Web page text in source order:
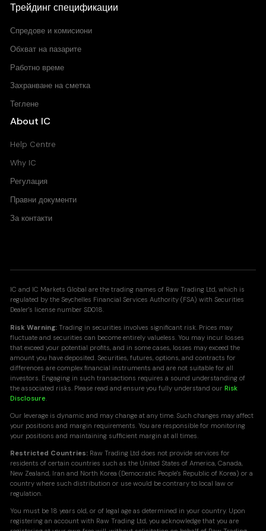
Трейдинг спецификации
Спредове и комисиони
Обхват на пазарите
Работно време
Захранване на сметка
Теглене
About IC
Help Centre
Why IC
Регулация
Правни документи
За контакти
IC and IC Markets Global are the trading names of Raw Trading Ltd, which is
regulated by the Seychelles Financial Services Authority (FSA) with Securities
Dealer's license number SD018.
Risk Warning: Trading in securities involves significant risk. Prices may
fluctuate and securities can become entirely valueless. You may incur losses
that exceed your potential profits, and in some cases, losses may exceed the
amount you have deposited. Securities, futures, options, and contracts for
differences are complex financial instruments and are not suitable for all
investors. Engaging in such transactions requires a sound understanding of
the associated risks. Please read and ensure you fully understand ourRisk
Disclosure.
Our leverage is dynamic and may change at any time. Such changes may affect
your positions and margin requirements. You are responsible for monitoring
your positions and maintaining sufficient margin at all times.
Restricted Countries: Raw Trading Ltd does not provide services for
residents of certain countries such as the United States of America, Canada,
New Zealand, Iran and North Korea (Democratic People's Republic of Korea) or a
country where such distribution or use would be contrary to local law or
regulation.
You must be 18 years old, or of legal age as determined in your country. Upon
registering an account with Raw Trading Ltd, you acknowledge that you are